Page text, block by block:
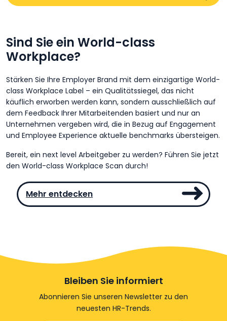
Sind Sie ein World-class
Workplace?
Stärken Sie Ihre Employer Brand mit dem einzigartige World-
class Workplace Label – ein Qualitätssiegel, das nicht
käuflich erworben werden kann, sondern ausschließlich auf
dem Feedback Ihrer Mitarbeitenden basiert und nur an
Unternehmen vergeben wird, die in Bezug auf Engagement
und Employee Experience aktuelle benchmarks übersteigen.
Bereit, ein next level Arbeitgeber zu werden? Führen Sie jetzt
den World-class Workplace Scan durch!
Mehr entdecken
Bleiben Sie informiert
Abonnieren Sie unseren Newsletter zu den
neuesten HR-Trends.